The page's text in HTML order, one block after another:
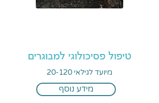
טיפול פסיכולוגי למבוגרים
מיועד לגילאי 20-120
מידע נוסף